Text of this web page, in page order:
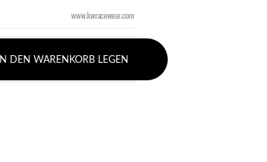
IN DEN WARENKORB LEGEN